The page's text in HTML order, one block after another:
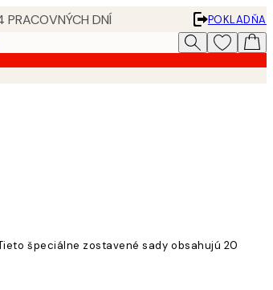
PRACOVNÝCH DNÍ
POKLADŇA
špeciálne zostavené sady obsahujú 20